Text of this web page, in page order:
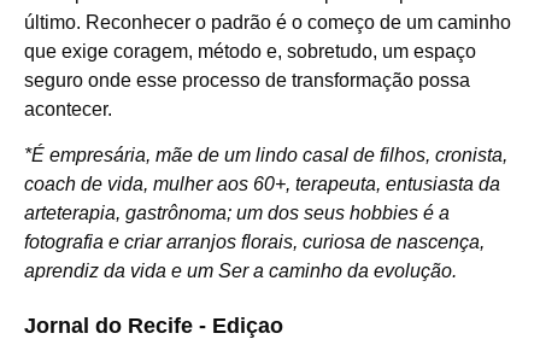
último. Reconhecer o padrão é o começo de um caminho
que exige coragem, método e, sobretudo, um espaço
seguro onde esse processo de transformação possa
acontecer.
*É empresária, mãe de um lindo casal de filhos, cronista,
coach de vida, mulher aos 60+, terapeuta, entusiasta da
arteterapia, gastrônoma; um dos seus hobbies é a
fotografia e criar arranjos florais, curiosa de nascença,
aprendiz da vida e um Ser a caminho da evolução.
Jornal do Recife - Ediçao